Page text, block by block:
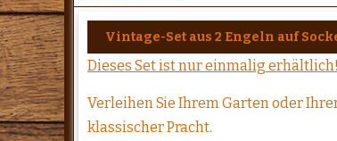
Vintage-Set aus 2 Engeln auf
Dieses Set ist nur einmalig erhältlich!
Verleihen Sie Ihrem Garten oder
klassischer Pracht.